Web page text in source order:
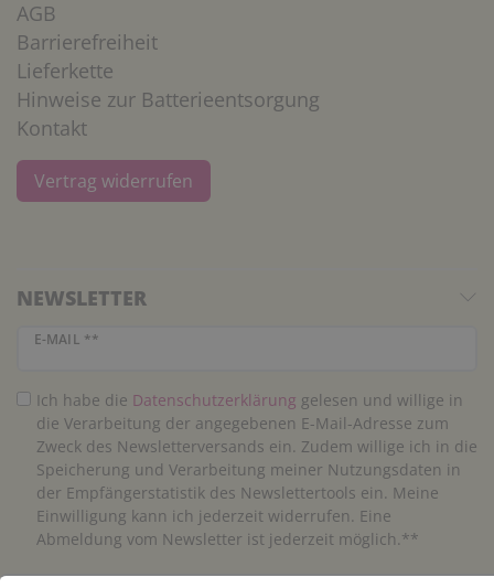
AGB
Barrierefreiheit
Lieferkette
Hinweise zur Batterieentsorgung
Kontakt
Vertrag widerrufen
NEWSLETTER
E-MAIL **
Newsletter Honig
Ich habe die Daten­schutz­erklärung gelesen und willige in
die Verarbeitung der angegebenen E-Mail-Adresse zum
Zweck des Newsletterversands ein. Zudem willige ich in die
Speicherung und Verarbeitung meiner Nutzungsdaten in
der Empfängerstatistik des Newslettertools ein. Meine
Einwilligung kann ich jederzeit widerrufen. Eine
Abmeldung vom Newsletter ist jederzeit möglich.**